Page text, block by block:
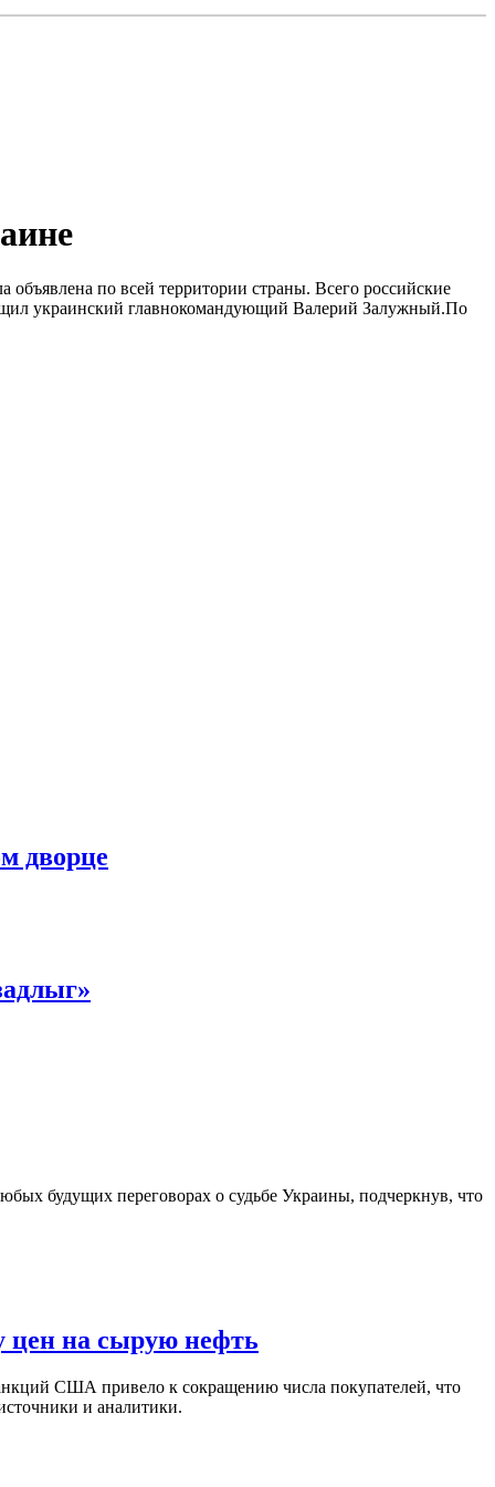
по всей территории страны. Всего российские
украинский главнокомандующий Валерий Залужный.По
дворце
будущих переговорах о судьбе Украины, подчеркнув, что
цен на сырую нефть
США привело к сокращению числа покупателей, что
и аналитики.